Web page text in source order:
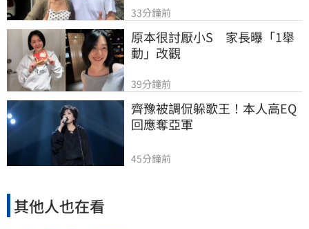
33分鐘前
原本很討厭小S　家長曝「1舉
動」改觀
39分鐘前
齊豫被調侃躲歌王！本人高EQ
回應奪亞軍
45分鐘前
其他人也在看